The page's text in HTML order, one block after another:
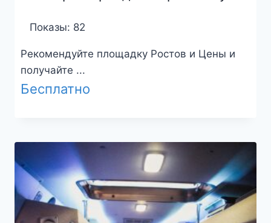
Показы: 82
Рекомендуйте площадку Ростов и Цены и
получайте ...
Бесплатно